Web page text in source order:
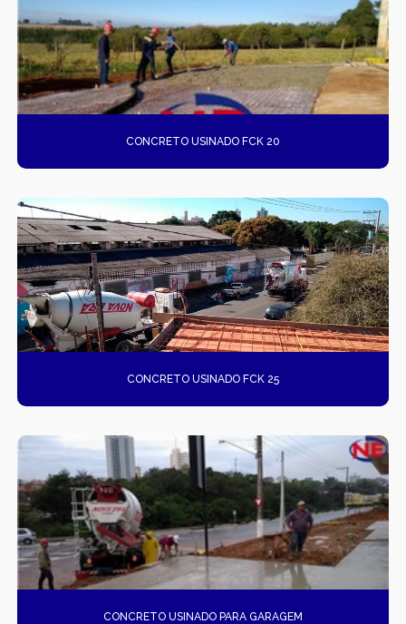
CONCRETO USINADO FCK 20
CONCRETO USINADO FCK 25
CONCRETO USINADO PARA GARAGEM